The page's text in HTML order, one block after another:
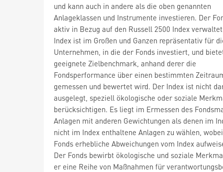
und kann auch in andere als die oben genannten
Anlageklassen und Instrumente investieren. Der
aktiv in Bezug auf den Russell 2500 Index
Index ist im Großen und Ganzen repräsentativ für
Unternehmen, in die der Fonds investiert, und
geeignete Zielbenchmark, anhand derer die
Fondsperformance über einen bestimmten
gemessen und bewertet wird. Der Index ist nicht
ausgelegt, speziell ökologische oder soziale
berücksichtigen. Es liegt im Ermessen des
Anlagen mit anderen Gewichtungen als denen im
nicht im Index enthaltene Anlagen zu wählen,
Fonds erhebliche Abweichungen vom Index
Der Fonds bewirbt ökologische und soziale
er eine Reihe von Maßnahmen für